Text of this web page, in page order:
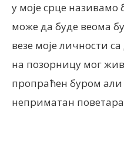
у моје срце
може да буде веома
везе моје личности
на позорницу мог
пропраћен буром али
неприматан